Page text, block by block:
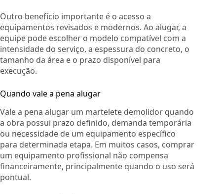
Outro benefício importante é o acesso a
equipamentos revisados e modernos. Ao alugar, a
equipe pode escolher o modelo compatível com a
intensidade do serviço, a espessura do concreto, o
tamanho da área e o prazo disponível para
execução.
Quando vale a pena alugar
Vale a pena alugar um martelete demolidor quando
a obra possui prazo definido, demanda temporária
ou necessidade de um equipamento específico
para determinada etapa. Em muitos casos, comprar
um equipamento profissional não compensa
financeiramente, principalmente quando o uso será
pontual.